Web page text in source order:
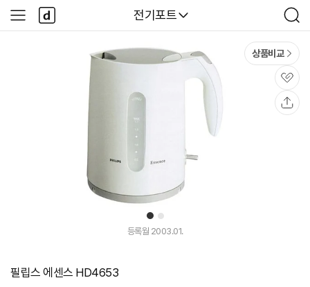
다나와
전기포트
검
색
사
이
다
나
와
1 2
상품비교
관
심
등록월 2003.01.
필립스 에센스 HD4653